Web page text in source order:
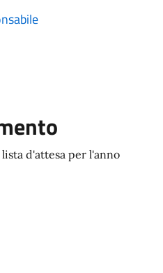
d'attesa per l'anno